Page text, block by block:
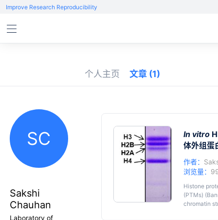
Improve Research Reproducibility
个人主页 文章 (1)
SC
Sakshi
Chauhan
Laboratory of
In vitro
体外组蛋
作者：
浏览量：
Histone
(PTMs)
chromatin